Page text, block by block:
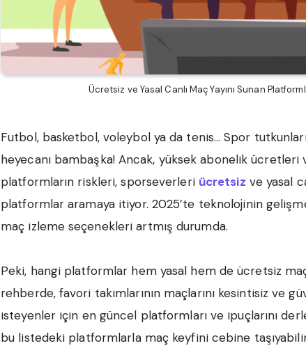
Ücretsiz ve Yasal Canlı Maç Yayını Sunan
Futbol, basketbol, voleybol ya da tenis… Spor
heyecanı bambaşka! Ancak, yüksek abonelik ücretleri
platformların riskleri, sporseverleri ücretsiz ve yasal
platformlar aramaya itiyor. 2025’te teknolojinin
maç izleme seçenekleri artmış durumda.
Peki, hangi platformlar hem yasal hem de ücretsiz maç
rehberde, favori takımlarının maçlarını kesintisiz ve
isteyenler için en güncel platformları ve ipuçlarını
bu listedeki platformlarla maç keyfini cebine